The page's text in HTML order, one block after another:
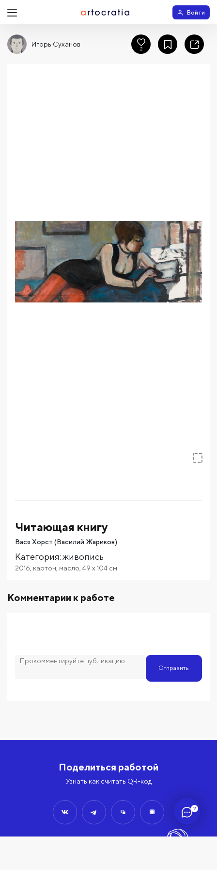
?
Войти
Читающая книгу
Вася Хорст (Василий Жариков)
Категория:живопись
2016 картон масло 49 x 104 см
Комментарии к работе
Отправить
Игорь Суханов
2
Поделиться работой
Узнать как считать QR-код